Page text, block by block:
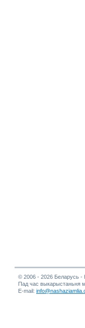
© 2006 - 2026 Беларусь
Пад час выкарыстаньня
E-mail: